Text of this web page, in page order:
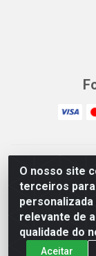
O nosso site
terceiros
relevante de
qualidade do
Aceitar
EP Elétrica
EP Elétrica